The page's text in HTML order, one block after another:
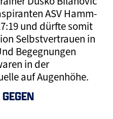
ASV Hamm-
und dürfte somit
Selbstvertrauen in
Begegnungen
in der
auf Augenhöhe.